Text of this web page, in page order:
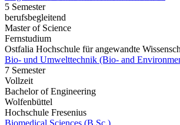
5 Semester
berufsbegleitend
Master of Science
Fernstudium
Ostfalia Hochschule für angewandte
Bio- und Umwelttechnik (Bio- and
7 Semester
Vollzeit
Bachelor of Engineering
Wolfenbüttel
Hochschule Fresenius